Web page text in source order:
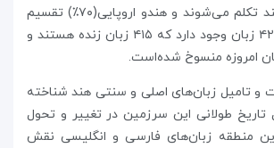
بیشتر در جنوب هند تکلم می‌شوند و هندو اروپایی(۷۰٪) تقسیم
می‌شوند در هند ۴۲۸ زبان وجود دارد که ۴۱۵ زبان زنده هستند و
و تامیل زبان‌های اصلی و سنتی هند شناخته
طولانی این سرزمین در تغییر و تحول
منطقه زبان‌های فارسی و انگلیسی نقش